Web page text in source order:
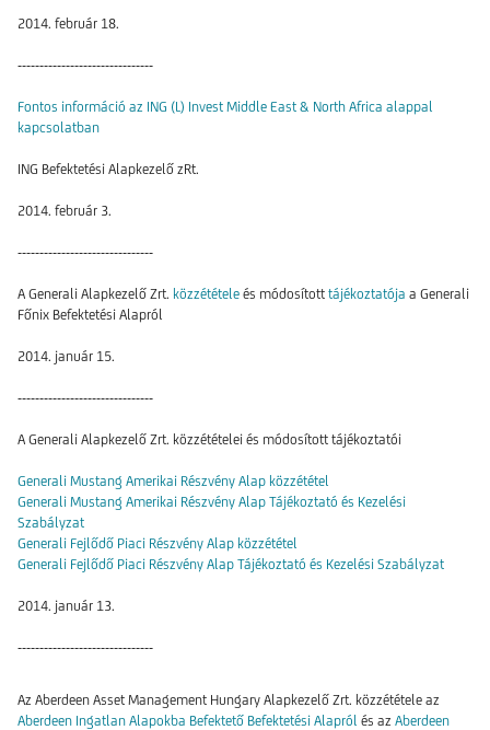
2014. február 18.
-------------------------------
Fontos információ az ING (L) Invest Middle East & North Africa alappal
kapcsolatban
ING Befektetési Alapkezelő zRt.
2014. február 3.
-------------------------------
A Generali Alapkezelő Zrt. közzététele és módosított tájékoztatója a Generali
Főnix Befektetési Alapról
2014. január 15.
-------------------------------
A Generali Alapkezelő Zrt. közzétételei és módosított tájékoztatói
Generali Mustang Amerikai Részvény Alap közzététel
Generali Mustang Amerikai Részvény Alap Tájékoztató és Kezelési
Szabályzat
Generali Fejlődő Piaci Részvény Alap közzététel
Generali Fejlődő Piaci Részvény Alap Tájékoztató és Kezelési Szabályzat
2014. január 13.
-------------------------------
Az Aberdeen Asset Management Hungary Alapkezelő Zrt. közzététele az
Aberdeen Ingatlan Alapokba Befektető Befektetési Alapról és az Aberdeen